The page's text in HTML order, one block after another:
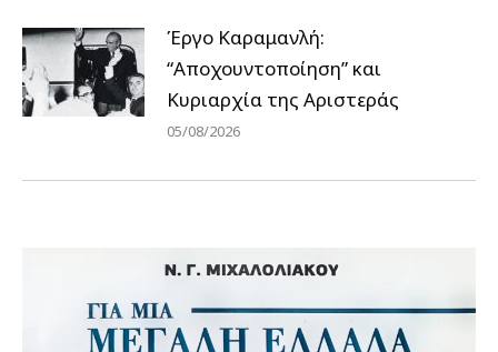
Έργο Καραμανλή:
“Αποχουντοποίηση” και
Κυριαρχία της Αριστεράς
05/08/2026